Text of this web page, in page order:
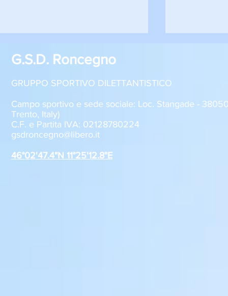
Sabato 8 agosto, il GSD
Roncegno alla Festa della
G.S.D. Roncegno
GRUPPO SPORTIVO DILETTANTISTICO
Campo sportivo e sede sociale: Loc. Stangade -
Trento, Italy)
C.F. e Partita IVA: 02128780224
gsdroncegno@libero.it
46°02'47.4"N 11°25'12.8"E